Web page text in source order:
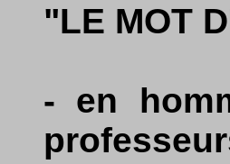
"LE MOT
- en